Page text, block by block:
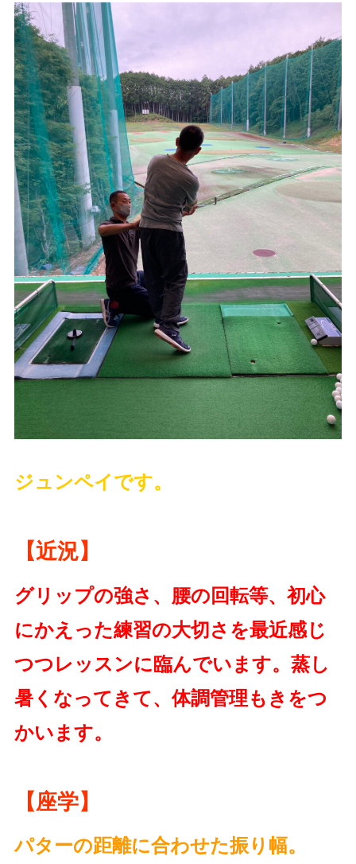
ジュンペイです。
【近況】
グリップの強さ、腰の回転等、初心
にかえった練習の大切さを最近感じ
つつレッスンに臨んでいます。蒸し
暑くなってきて、体調管理もきをつ
かいます。
【座学】
パターの距離に合わせた振り幅。